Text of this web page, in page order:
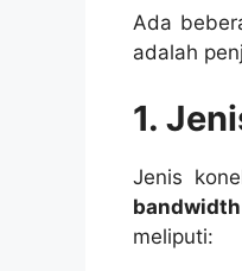
Ada
adalah
1.
Jenis
bandwidth
meliputi: